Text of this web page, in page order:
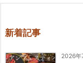
新着記事
2026年